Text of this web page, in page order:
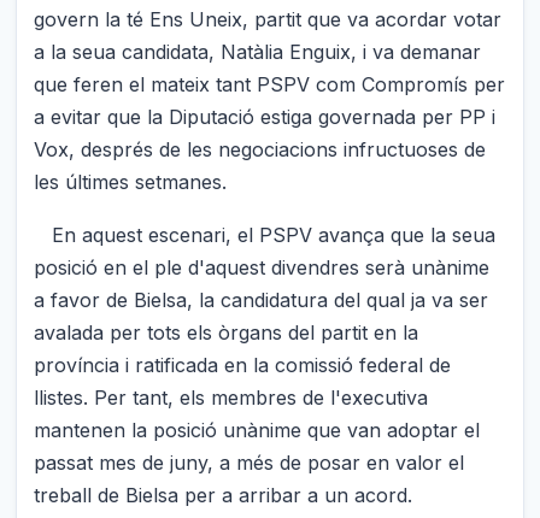
govern la té Ens Uneix, partit que va acordar votar
a la seua candidata, Natàlia Enguix, i va demanar
que feren el mateix tant PSPV com Compromís per
a evitar que la Diputació estiga governada per PP i
Vox, després de les negociacions infructuoses de
les últimes setmanes.
En aquest escenari, el PSPV avança que la seua
posició en el ple d'aquest divendres serà unànime
a favor de Bielsa, la candidatura del qual ja va ser
avalada per tots els òrgans del partit en la
província i ratificada en la comissió federal de
llistes. Per tant, els membres de l'executiva
mantenen la posició unànime que van adoptar el
passat mes de juny, a més de posar en valor el
treball de Bielsa per a arribar a un acord.